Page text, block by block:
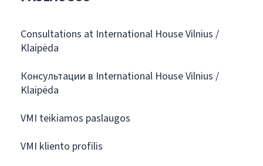
Consultations at International House Vilnius /
Klaipėda
Консультации в International House Vilnius /
Klaipėda
VMI teikiamos paslaugos
VMI kliento profilis